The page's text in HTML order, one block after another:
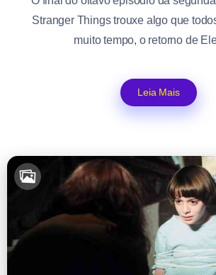
Stranger Things trouxe algo que
muito tempo, o retorno de
Leia Mais